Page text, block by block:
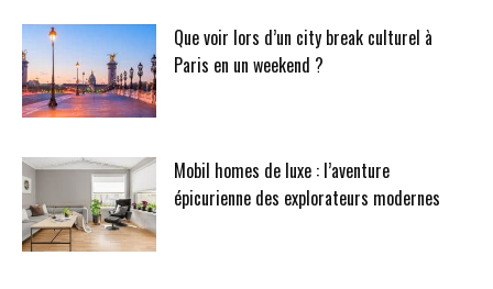
Que voir lors d’un city break culturel à
Paris en un weekend ?
Mobil homes de luxe : l’aventure
épicurienne des explorateurs modernes